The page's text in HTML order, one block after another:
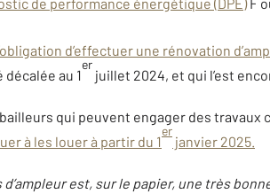
de performance énergétique (DPE)F
d’effectuer une rénovation
au 1
er
juillet 2024, et qui l’est
qui peuvent engager des travaux
à les louer à partir du 1
er
janvier 2025.
est, sur le papier, une très